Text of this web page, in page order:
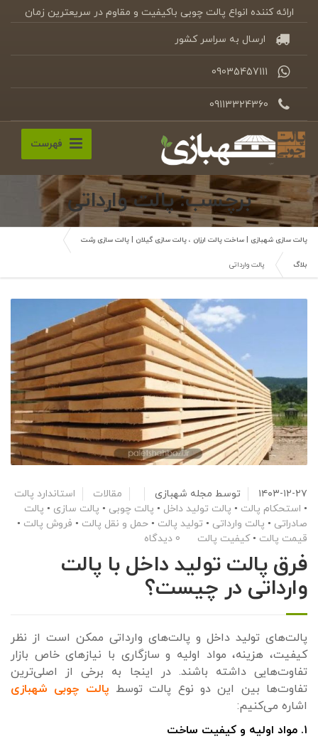
ارائه کننده انواع پالت چوبی باکیفیت و مقاوم در سریعترین زمان
ارسال به سراسر کشور
09035457111
09113324360
فهرست
برچسب: پالت وارداتی
پالت سازی شهبازی | ساخت پالت ارزان ، پالت سازی گیلان | پالت سازی رشت
بلاگ پالت وارداتی
۱۴۰۳-۱۲-۲۷ توسط مجله شهبازی مقالات
استاندارد پالت
• استحکام پالت • پالت تولید داخل • پالت چوبی • پالت سازی • پالت
صادراتی • پالت وارداتی • تولید پالت • حمل و نقل پالت • فروش پالت •
قیمت پالت •کیفیت پالت 0 دیدگاه
فرق پالت تولید داخل با پالت
وارداتی در چیست؟
پالت‌های تولید داخل و پالت‌های وارداتی ممکن است از نظر
کیفیت، هزینه، مواد اولیه و سازگاری با نیازهای خاص بازار
تفاوت‌هایی داشته باشند. در اینجا به برخی از اصلی‌ترین
تفاوت‌ها بین این دو نوع پالت توسط پالت چوبی شهبازی
اشاره می‌کنیم:
۱. مواد اولیه و کیفیت ساخت